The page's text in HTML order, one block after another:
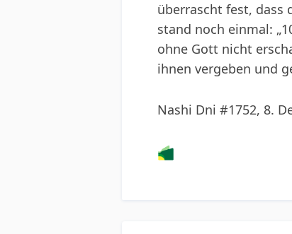
überrascht fest, dass
stand noch einmal:
ohne Gott nicht
ihnen vergeben und
Nashi Dni #1752, 8.